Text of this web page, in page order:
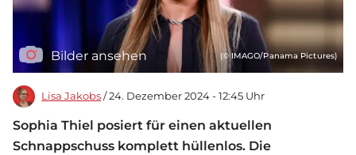
Bilder ansehen (© IMAGO/Panama Pictures)
Lisa Jakobs / 24. Dezember 2024 - 12:45 Uhr
Sophia Thiel posiert für einen aktuellen
Schnappschuss komplett hüllenlos. Die